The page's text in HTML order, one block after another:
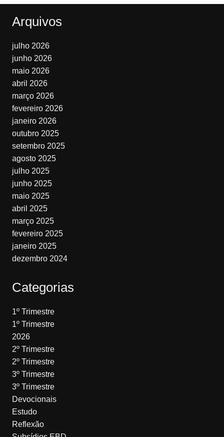
Arquivos
julho 2026
junho 2026
maio 2026
abril 2026
março 2026
fevereiro 2026
janeiro 2026
outubro 2025
setembro 2025
agosto 2025
julho 2025
junho 2025
maio 2025
abril 2025
março 2025
fevereiro 2025
janeiro 2025
dezembro 2024
Categorias
1º Trimestre
1º Trimestre
2026
2º Trimestre
2º Trimestre
3º Trimestre
3º Trimestre
Devocionais
Estudo
Reflexão